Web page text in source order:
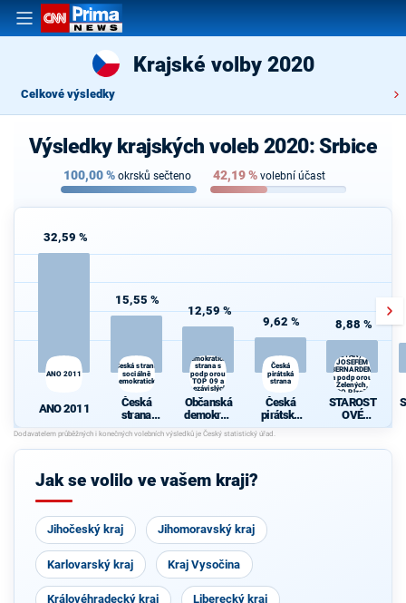
Krajské volby 2020
Celkové výsledky
Výsledky krajských voleb 2020: Srbice
100,00% okrsků sečteno 42,19% volební účast
32,59 %
ANO 2011
ANO 2011
15,55 %
Česká strana
sociálně
demokratická
Česká
strana
sociálně
demokrati
cká
12,59 %
demokratická
strana s
podporou
TOP 09 a
nezávislých
starostů
Občanská
demokrati
cká strana
s podporou
TOP 09 a
h starostů
9,62 %
Česká
pirátská
strana
Česká
pirátská
strana
8,88 %
(STAN) s
JOSEFEM
BERNARDEM
a podporou
Zelených,
PRO Plzeň a
Idealistů
STAROST
OVÉ
(STAN) s
BERNARD
Jak se volilo ve vašem kraji?
Jihočeský kraj Jihomoravský kraj
Karlovarský kraj Kraj Vysočina
Královéhradecký kraj Liberecký kraj